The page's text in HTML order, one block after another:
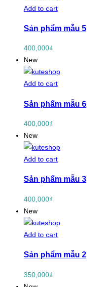
Add to cart
Sản phẩm mẫu 5
400,000₫
New
Add to cart
Sản phẩm mẫu 6
400,000₫
New
Add to cart
Sản phẩm mẫu 3
400,000₫
New
Add to cart
Sản phẩm mẫu 2
350,000₫